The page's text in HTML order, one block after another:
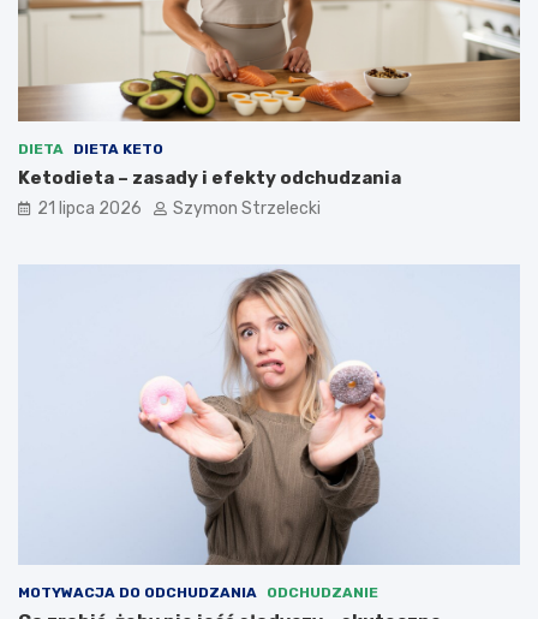
DIETA DIETA KETO
Ketodieta – zasady i efekty odchudzania
21 lipca 2026 Szymon Strzelecki
MOTYWACJA DO ODCHUDZANIA ODCHUDZANIE